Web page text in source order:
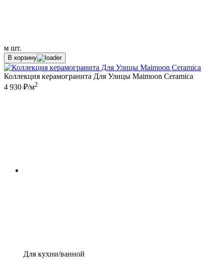
м шт.
В корзину
Коллекция керамогранита Для Улицы Maimoon Ceramica
4 930 ₽/м2
Для кухни/ванной